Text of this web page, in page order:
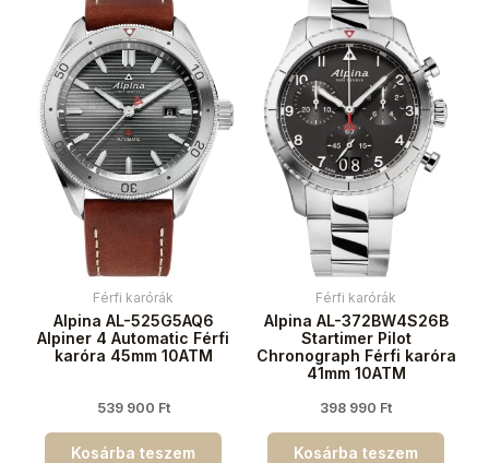
Férfi karórák
Alpina AL-525G5AQ6
Alpiner 4 Automatic Férfi
karóra 45mm 10ATM
539 900 Ft
Kosárba teszem
Férfi karórák
Alpina AL-372BW4S26B
Startimer Pilot
Chronograph Férfi karóra
41mm 10ATM
398 990 Ft
Kosárba teszem